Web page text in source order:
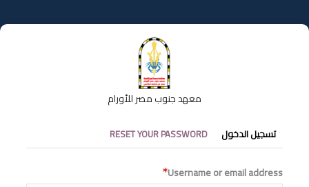
إلى
المحتوى
معهد جنوب مصر للأورام
التبويبات
الأساسية
تسجيل الدخول RESET YOUR PASSWORD
Username or email address